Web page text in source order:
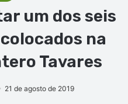
um dos seis
na
Tavares
21 de agosto de 2019